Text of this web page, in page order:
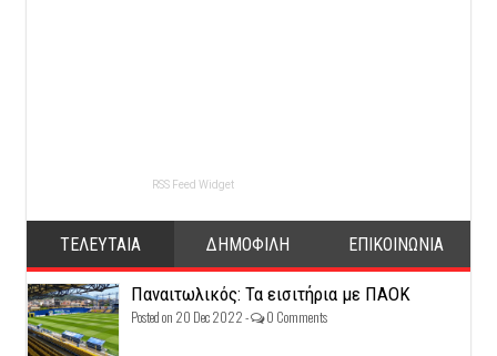
RSS Feed Widget
ΤΕΛΕΥΤΑΙΑ ΔΗΜΟΦΙΛΗ ΕΠΙΚΟΙΝΩΝΙΑ
Παναιτωλικός: Τα εισιτήρια με ΠΑΟΚ
Posted on 20 Dec 2022 - 0 Comments